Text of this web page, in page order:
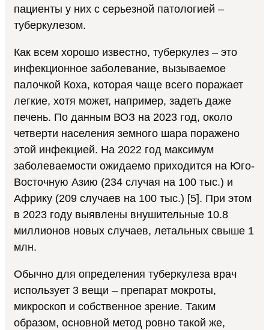
пациенты у них с серьезной патологией –
туберкулезом.
Как всем хорошо известно, туберкулез – это
инфекционное заболевание, вызываемое
палочкой Коха, которая чаще всего поражает
легкие, хотя может, например, задеть даже
печень. По данным ВОЗ на 2023 год, около
четверти населения земного шара поражено
этой инфекцией. На 2022 год максимум
заболеваемости ожидаемо приходится на Юго-
Восточную Азию (234 случая на 100 тыс.) и
Африку (209 случаев на 100 тыс.) [5]. При этом
в 2023 году выявлены внушительные 10.8
миллионов новых случаев, летальных свыше 1
млн.
Обычно для определения туберкулеза врач
использует 3 вещи – препарат мокроты,
микроскоп и собственное зрение. Таким
образом, основной метод ровно такой же,